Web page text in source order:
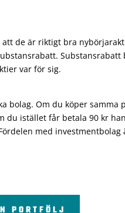
de är riktigt bra
var för sig.
bolag. Om du köper
du istället får betala 90 kr
med
PORTFÖLJ